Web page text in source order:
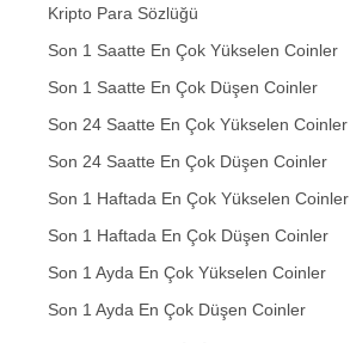
Kripto Para Sözlüğü
Son 1 Saatte En Çok Yükselen Coinler
Son 1 Saatte En Çok Düşen Coinler
Son 24 Saatte En Çok Yükselen Coinler
Son 24 Saatte En Çok Düşen Coinler
Son 1 Haftada En Çok Yükselen Coinler
Son 1 Haftada En Çok Düşen Coinler
Son 1 Ayda En Çok Yükselen Coinler
Son 1 Ayda En Çok Düşen Coinler